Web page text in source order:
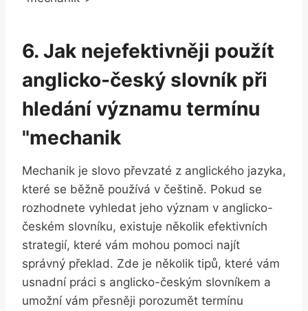
6. Jak nejefektivněji použít
anglicko-český slovník při
hledání významu termínu
"mechanik
Mechanik je slovo převzaté z anglického jazyka,
které se běžně používá v češtině. Pokud se
rozhodnete vyhledat jeho význam v anglicko-
českém slovníku, existuje několik efektivních
strategií, které vám mohou pomoci najít
správný překlad. Zde je několik tipů, které vám
usnadní práci s anglicko-českým slovníkem a
umožní vám přesněji porozumět termínu